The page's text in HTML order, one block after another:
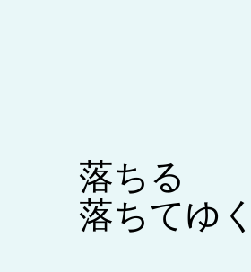
落ちる
落ちてゆ